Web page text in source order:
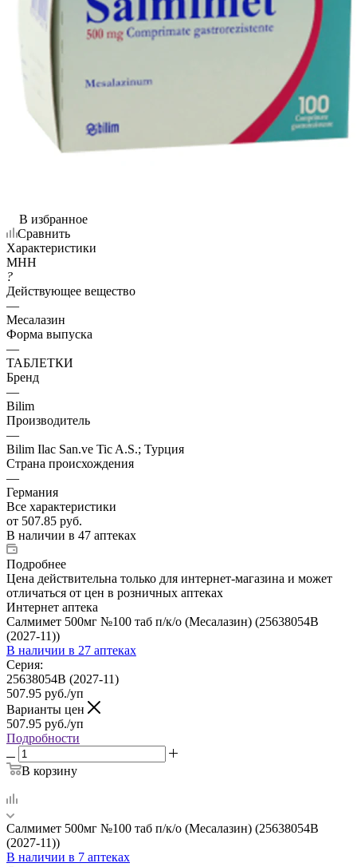
В избранное
Сравнить
Характеристики
МНН
?
Действующее вещество
—
Месалазин
Форма выпуска
—
ТАБЛЕТКИ
Бренд
—
Bilim
Производитель
—
Bilim Ilac San.ve Tic A.S.; Турция
Страна происхождения
—
Германия
Все характеристики
от 507.85 руб.
В наличии в 47 аптеках
Подробнее
Цена действительна только для интернет-магазина и может
отличаться от цен в розничных аптеках
Интернет аптека
Салмимет 500мг №100 таб п/к/о (Месалазин) (25638054В
(2027-11))
В наличии в 27 аптеках
Серия:
25638054В (2027-11)
507.95 руб./уп
Варианты цен
507.95 руб./уп
Подробности
В корзину
Салмимет 500мг №100 таб п/к/о (Месалазин) (25638054В
(2027-11))
В наличии в 7 аптеках